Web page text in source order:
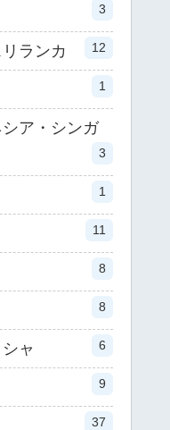
3
ランカ 12
1
ア・シンガ
3
1
11
8
8
ャ 6
9
37